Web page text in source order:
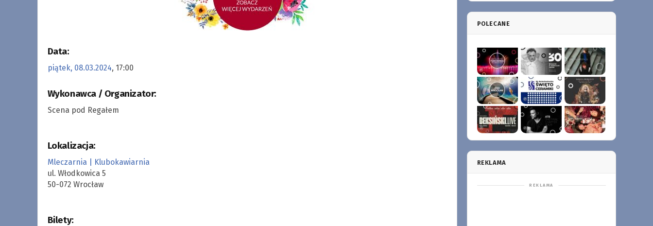
Data:
piątek, 08.03.2024, 17:00
Wykonawca / Organizator:
Scena pod Regałem
Lokalizacja:
Mleczarnia | Klubokawiarnia
ul. Włodkowica 5
50-072 Wrocław
Bilety:
POLECANE
REKLAMA